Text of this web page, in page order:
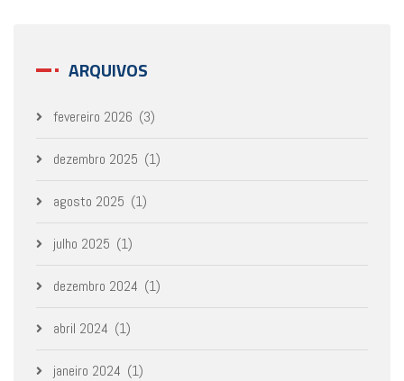
ARQUIVOS
fevereiro 2026 (3)
dezembro 2025 (1)
agosto 2025 (1)
julho 2025 (1)
dezembro 2024 (1)
abril 2024 (1)
janeiro 2024 (1)